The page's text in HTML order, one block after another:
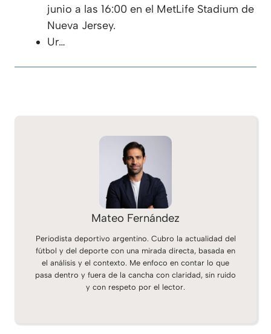
junio a las 16:00 en el MetLife Stadium de
Nueva Jersey.
Ur…
Mateo Fernández
Periodista deportivo argentino. Cubro la actualidad del
fútbol y del deporte con una mirada directa, basada en
el análisis y el contexto. Me enfoco en contar lo que
pasa dentro y fuera de la cancha con claridad, sin ruido
y con respeto por el lector.